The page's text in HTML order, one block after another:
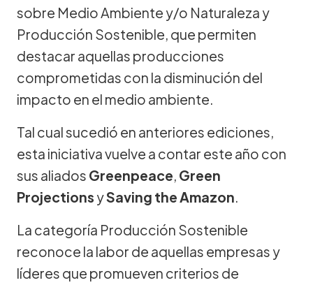
sobre Medio Ambiente y/o Naturaleza y
Producción Sostenible, que permiten
destacar aquellas producciones
comprometidas con la disminución del
impacto en el medio ambiente.
Tal cual sucedió en anteriores ediciones,
esta iniciativa vuelve a contar este año con
sus aliados Greenpeace, Green
Projections ySaving the Amazon.
La categoría Producción Sostenible
reconoce la labor de aquellas empresas y
líderes que promueven criterios de